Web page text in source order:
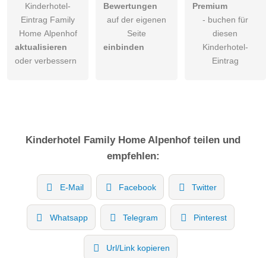
Kinderhotel-
Eintrag Family
Home Alpenhof
aktualisieren
oder verbessern
Bewertungen
auf der eigenen
Seite
einbinden
Premium
- buchen für
diesen
Kinderhotel-
Eintrag
Kinderhotel Family Home Alpenhof teilen und
empfehlen:
E-Mail Facebook Twitter
Whatsapp Telegram Pinterest
Url/Link kopieren